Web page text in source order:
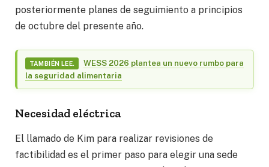
posteriormente planes de seguimiento a principios
de octubre del presente año.
TAMBIÉN LEE.
WESS 2026 plantea un nuevo rumbo para
la seguridad alimentaria
Necesidad eléctrica
El llamado de Kim para realizar revisiones de
factibilidad es el primer paso para elegir una sede